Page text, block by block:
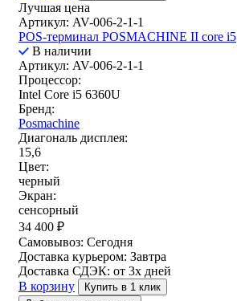
Лучшая цена
Артикул: AV-006-2-1-1
POS-терминал POSMACHINE II core i5
В наличии
Артикул: AV-006-2-1-1
Процессор:
Intel Core i5 6360U
Бренд:
Posmachine
Диагональ дисплея:
15,6
Цвет:
черный
Экран:
сенсорный
34 400 ₽
Самовывоз: Сегодня
Доставка курьером: Завтра
Доставка СДЭК: от 3х дней
В корзину
Купить в 1 клик